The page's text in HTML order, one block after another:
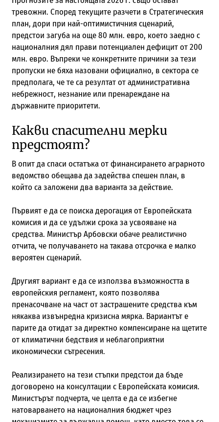
тревожни. Според текущите разчети в Стратегическия
план, дори при най-оптимистичния сценарий,
предстои загуба на още 80 млн. евро, което заедно с
националния дял прави потенциален дефицит от 200
млн. евро. Въпреки че конкретните причини за тези
пропуски не бяха назовани официално, в сектора се
предполага, че те са резултат от административна
небрежност, незнание или пренареждане на
държавните приоритети.
Какви спасителни мерки
предстоят?
В опит да спаси остатъка от финансирането аграрното
ведомство обещава да задейства спешен план, в
който са заложени два варианта за действие.
Първият е да се поиска дерогация от Европейската
комисия и да се удължи срока за усвояване на
средства. Министър Арбовски обаче реалистично
отчита, че получаването на такава отсрочка е малко
вероятен сценарий.
Другият вариант е да се използва възможността в
европейския регламент, която позволява
пренасочване на част от застрашените средства към
някаква извънредна кризисна мярка. Вариантът е
парите да отидат за директно компенсиране на щетите
от климатични бедствия и неблагоприятни
икономически сътресения.
Реализирането на тези стъпки предстои да бъде
договорено на консултации с Европейската комисия.
Министърът подчерта, че целта е да се избегне
натоварването на националния бюджет чрез